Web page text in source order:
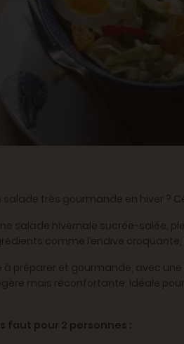
salade très gourmande en hiver ?
salade hivernale sucrée-salée,
comme l’endive
à préparer et gourmande, avec
mais réconfortante, idéale
faut pour 2 personnes :